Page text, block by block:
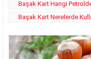
Başak Kart Hangi
Başak Kart Nerelerde